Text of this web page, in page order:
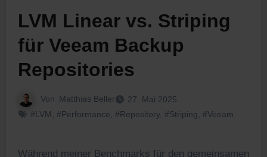
LVM Linear vs. Striping
für Veeam Backup
Repositories
Von Matthias Beller
27. Mai 2025
#LVM
#Performance #Repository, #Striping #Veeam
Während meiner Benchmarks für den gemeinsamen